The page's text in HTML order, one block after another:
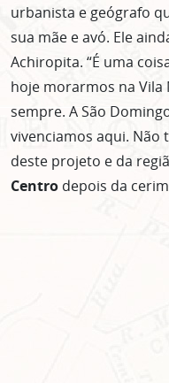
urbanista e geógrafo
sua mãe e avó. Ele
Achiropita. “É uma
hoje morarmos na Vila
sempre. A São
vivenciamos aqui. Não
deste projeto e da
Centro depois da